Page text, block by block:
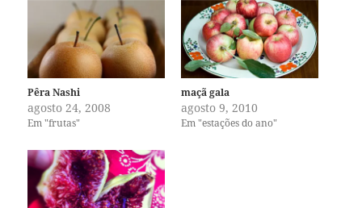
Pêra Nashi
agosto 24, 2008
Em "frutas"
maçã gala
agosto 9, 2010
Em "estações do ano"